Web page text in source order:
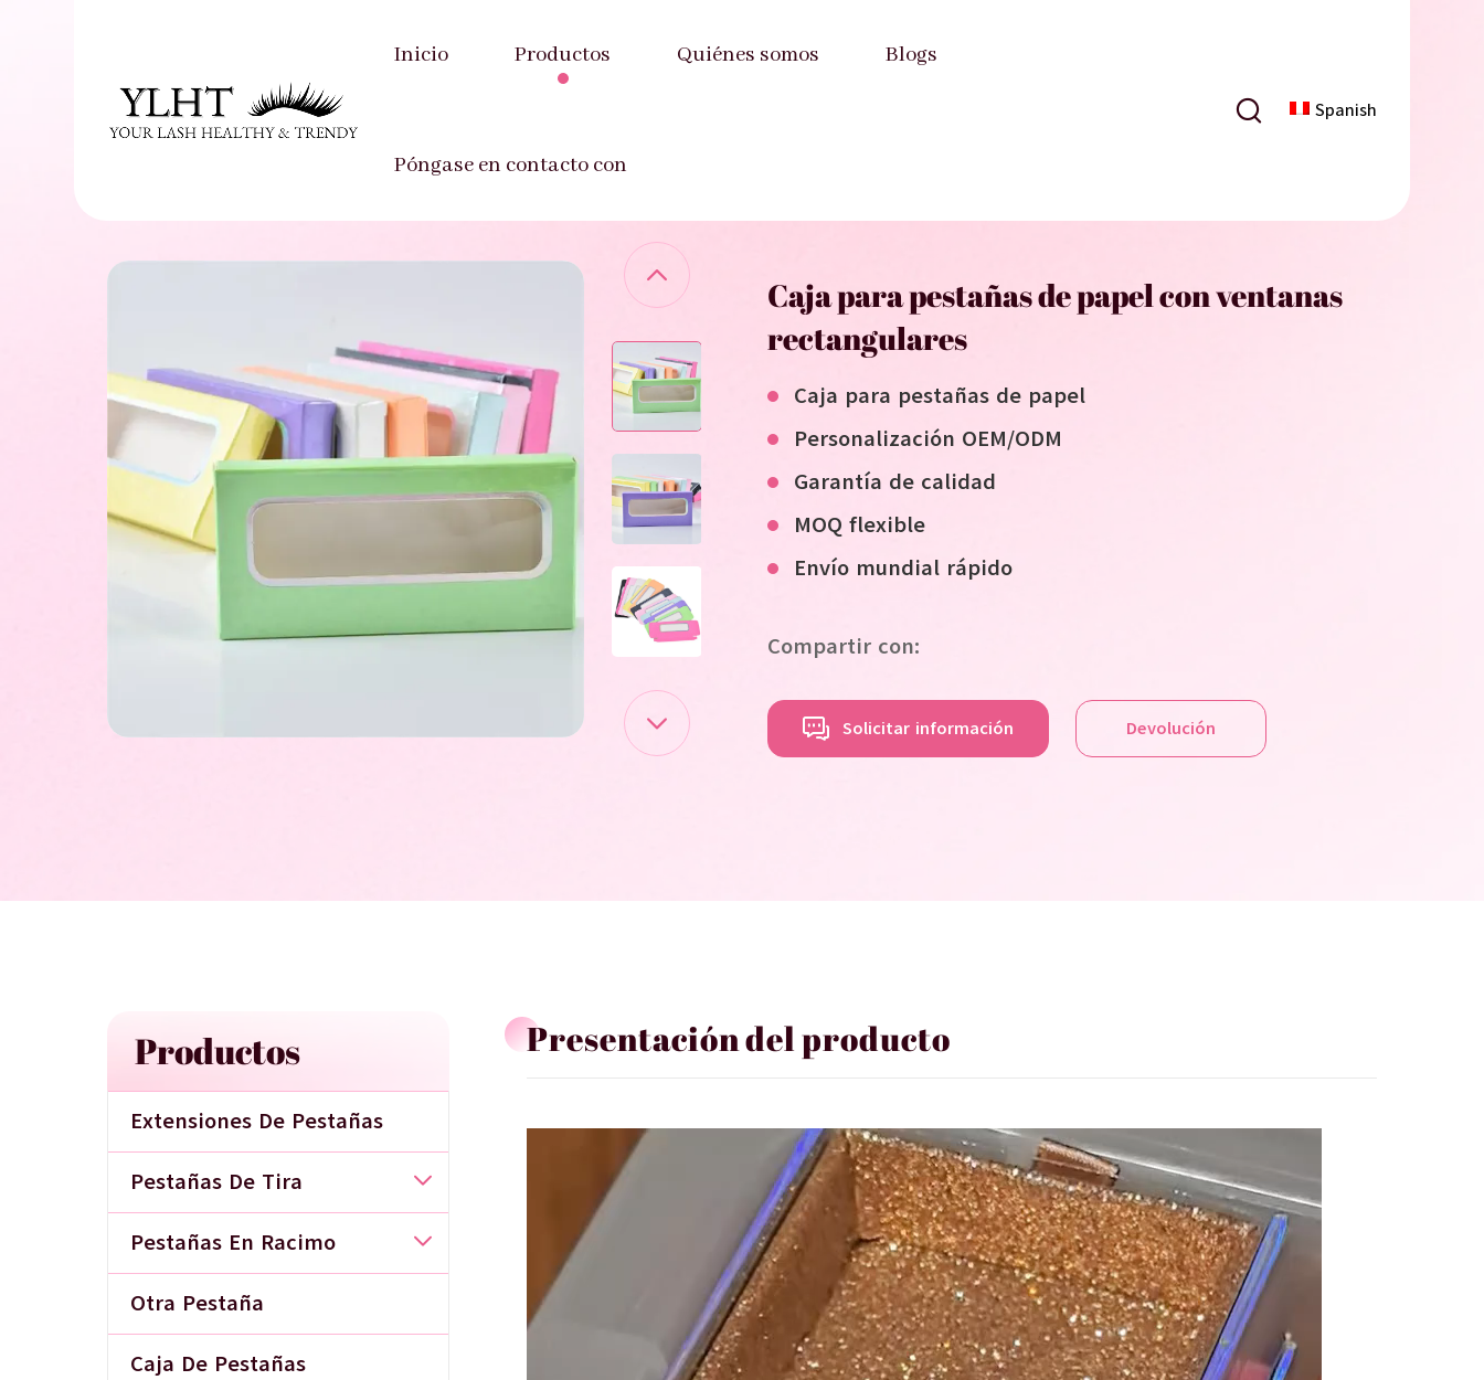
Inicio Productos Quiénes somos Blogs
Póngase en contacto con
Spanish
Caja de pestañas - Caja para pestañas de papel con ventanas rectangulares
Caja para pestañas de papel con ventanas
rectangulares
Caja para pestañas de papel
Personalización OEM/ODM
Garantía de calidad
MOQ flexible
Envío mundial rápido
Compartir con:
Solicitar información Devolución
Productos
Extensiones De Pestañas
Pestañas De Tira
Pestañas En Racimo
Otra Pestaña
Caja De Pestañas
Presentación del producto